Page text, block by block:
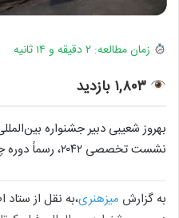
زمان مطالعه: ۲ دقیقه و ۱۴ ثانیه
۱,۸۰۳ بازدید
بهروز شعیبی دبیر جشنواره
نشست تخصصی ۲۰۴۲، رسماً دوره چهل و دوم این رویداد را آغاز کرد.
به گزارش میزهنری،به نقل از